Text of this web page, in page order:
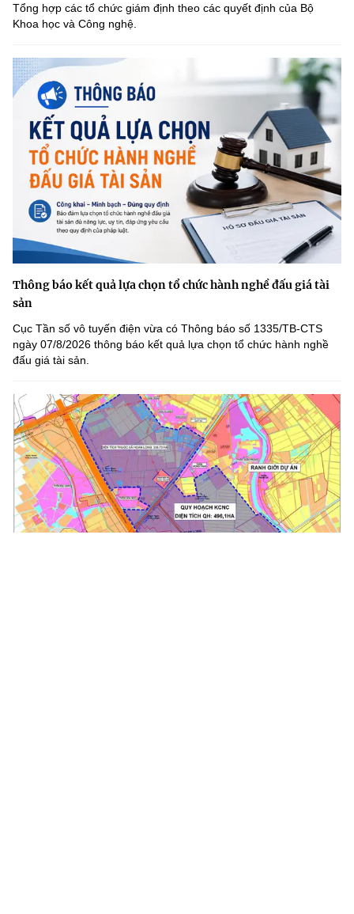
Tổng hợp các tổ chức giám định theo các quyết định của Bộ
Khoa học và Công nghệ.
Thông báo kết quả lựa chọn tổ chức hành nghề đấu giá tài
sản
Cục Tần số vô tuyến điện vừa có Thông báo số 1335/TB-CTS
ngày 07/8/2026 thông báo kết quả lựa chọn tổ chức hành nghề
đấu giá tài sản.